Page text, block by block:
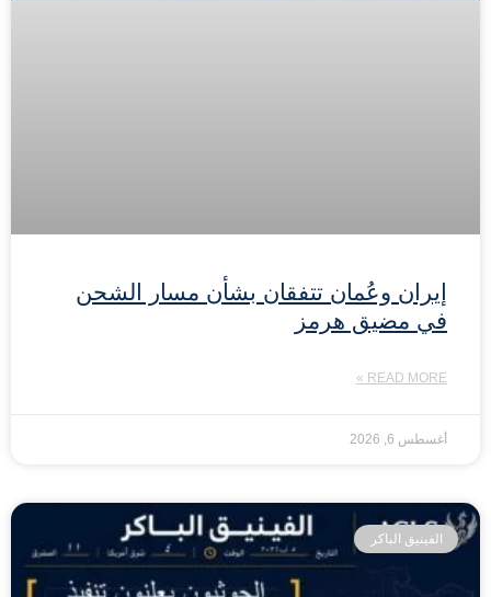
إيران وعُمان تتفقان بشأن مسار الشحن
في مضيق هرمز
READ MORE »
أغسطس 6, 2026
الفينيق الباكر